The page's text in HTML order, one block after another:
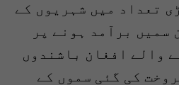
تعداد میں شہریوں کے
سمیں برآمد ہونے پر
والے افغان باشندوں
کی گئی سموں کے